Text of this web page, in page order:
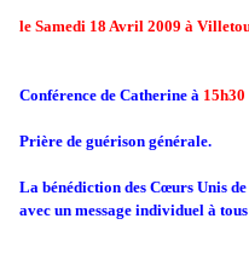
le Samedi 18 Avril 2009 à
Conférence de Catherine à 15h30
Prière de guérison générale.
La bénédiction des Cœurs Unis
avec un message individuel à